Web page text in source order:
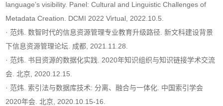
language’s visibility. Panel: Cultural and Linguistic Challenges of
Metadata Creation. DCMI 2022 Virtual, 2022.10.5.
· 范炜. 数智时代的信息资源管理专业教育升级路径. 新文科建设背景
下信息资源管理论坛. 成都, 2021.11.28.
· 范炜. 书目资源的数据化实践. 2020年知识组织与知识链接学术交流
会. 北京, 2020.12.15.
· 范炜. 索引法与数据库技术: 分离、融合与一体化. 中国索引学会
2020年会. 北京, 2020.10.15-16.